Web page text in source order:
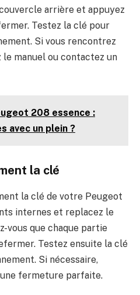
arrière et appuyez
Testez la clé pour
Si vous rencontrez
manuel ou contactez un
208 essence :
avec un plein ?
la clé
la clé de votre Peugeot
internes et replacez le
vous que chaque partie
Testez ensuite la clé
Si nécessaire,
fermeture parfaite.